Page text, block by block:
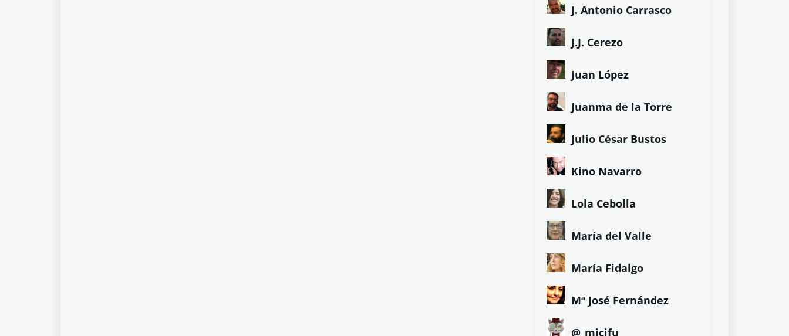
J. Antonio Carrasco
J.J. Cerezo
Juan López
Juanma de la Torre
Julio César Bustos
Kino Navarro
Lola Cebolla
María del Valle
María Fidalgo
Mª José Fernández
@_micifu_